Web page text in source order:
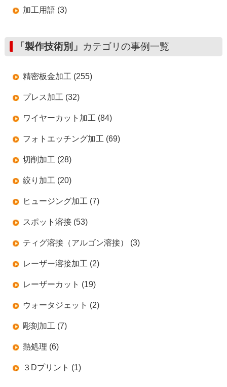
加工用語 (3)
「製作技術別」 カテゴリの事例一覧
精密板金加工 (255)
プレス加工 (32)
ワイヤーカット加工 (84)
フォトエッチング加工 (69)
切削加工 (28)
絞り加工 (20)
ヒュージング加工 (7)
スポット溶接 (53)
ティグ溶接（アルゴン溶接） (3)
レーザー溶接加工 (2)
レーザーカット (19)
ウォータジェット (2)
彫刻加工 (7)
熱処理 (6)
３Dプリント (1)